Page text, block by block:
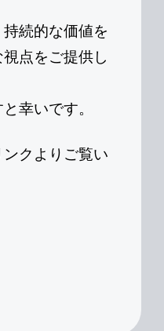
続的な価値を
点をご提供し
幸いです。
クよりご覧い